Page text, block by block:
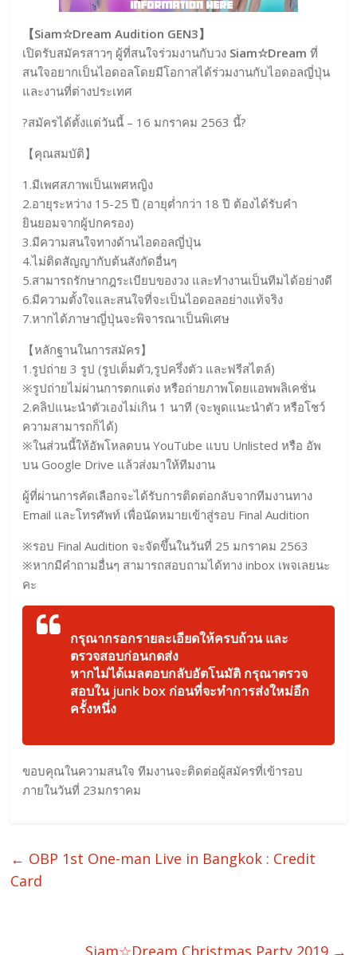
【Siam☆Dream Audition GEN3】
เปิดรับสมัครสาวๆ ผู้ที่สนใจร่วมงานกับวง Siam☆Dream ที่
สนใจอยากเป็นไอดอลโดยมีโอกาสได้ร่วมงานกับไอดอลญี่ปุ่น
และงานที่ต่างประเทศ
?สมัครได้ตั้งแต่วันนี้ – 16 มกราคม 2563 นี้?
【คุณสมบัติ】
1.มีเพศสภาพเป็นเพศหญิง
2.อายุระหว่าง 15-25 ปี (อายุต่ำกว่า 18 ปี ต้องได้รับคำ
ยินยอมจากผู้ปกครอง)
3.มีความสนใจทางด้านไอดอลญี่ปุ่น
4.ไม่ติดสัญญากับต้นสังกัดอื่นๆ
5.สามารถรักษากฎระเบียบของวง และทำงานเป็นทีมได้อย่างดี
6.มีความตั้งใจและสนใจที่จะเป็นไอดอลอย่างแท้จริง
7.หากได้ภาษาญี่ปุ่นจะพิจารณาเป็นพิเศษ
【หลักฐานในการสมัคร】
1.รูปถ่าย 3 รูป (รูปเต็มตัว,รูปครึ่งตัว และฟรีสไตล์)
※รูปถ่ายไม่ผ่านการตกแต่ง หรือถ่ายภาพโดยแอพพลิเคชั่น
2.คลิปแนะนำตัวเองไม่เกิน 1 นาที (จะพูดแนะนำตัว หรือโชว์
ความสามารถก็ได้)
※ในส่วนนี้ให้อัพโหลดบน YouTube แบบ Unlisted หรือ อัพ
บน Google Drive แล้วส่งมาให้ทีมงาน
ผู้ที่ผ่านการคัดเลือกจะได้รับการติดต่อกลับจากทีมงานทาง
Email และโทรศัพท์ เพื่อนัดหมายเข้าสู่รอบ Final Audition
※รอบ Final Audition จะจัดขึ้นในวันที่ 25 มกราคม 2563
※หากมีคำถามอื่นๆ สามารถสอบถามได้ทาง inbox เพจเลยนะ
คะ
กรุณากรอกรายละเอียดให้ครบถ้วน และ
ตรวจสอบก่อนกดส่ง
หากไม่ได้เมลตอบกลับอัตโนมัติ กรุณาตรวจ
สอบใน junk box ก่อนที่จะทำการส่งใหม่อีก
ครั้งหนึ่ง
ขอบคุณในความสนใจ ทีมงานจะติดต่อผู้สมัครที่เข้ารอบ
ภายในวันที่ 23มกราคม
← OBP 1st One-man Live in Bangkok : Credit
Card